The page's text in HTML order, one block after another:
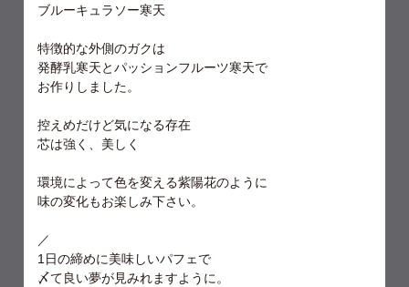
ブルーキュラソー寒天
特徴的な外側のガクは
発酵乳寒天とパッションフルーツ寒天で
お作りしました。
控えめだけど気になる存在
芯は強く、美しく
環境によって色を変える紫陽花のように
味の変化もお楽しみ下さい。
／
1日の締めに美味しいパフェで
〆て良い夢が見みれますように。